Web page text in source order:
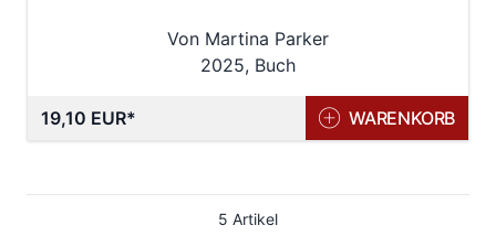
Von Martina Parker
2025, Buch
19,10 EUR WARENKORB
5 Artikel